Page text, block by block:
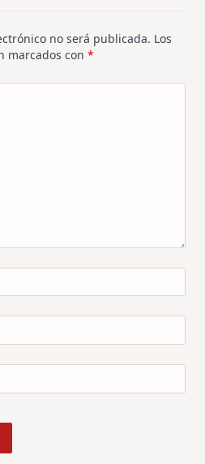
no será publicada. Los
marcados con *